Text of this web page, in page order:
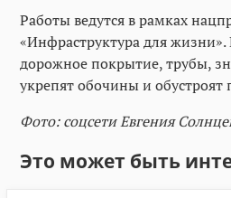
Работы ведутся в рамках
«Инфраструктура для жизни».
дорожное покрытие, трубы,
укрепят обочины и
Фото: соцсети Евгения
Это может быть